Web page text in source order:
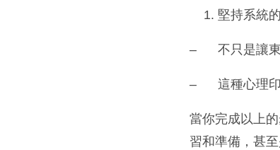
堅持系統
– 不只是讓東
– 這種心理印
當你完成以上
習和準備，甚